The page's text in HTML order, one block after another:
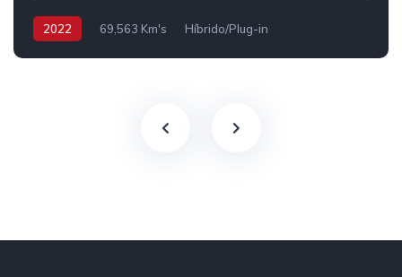
2022 69,563 Km's Híbrido/Plug-in